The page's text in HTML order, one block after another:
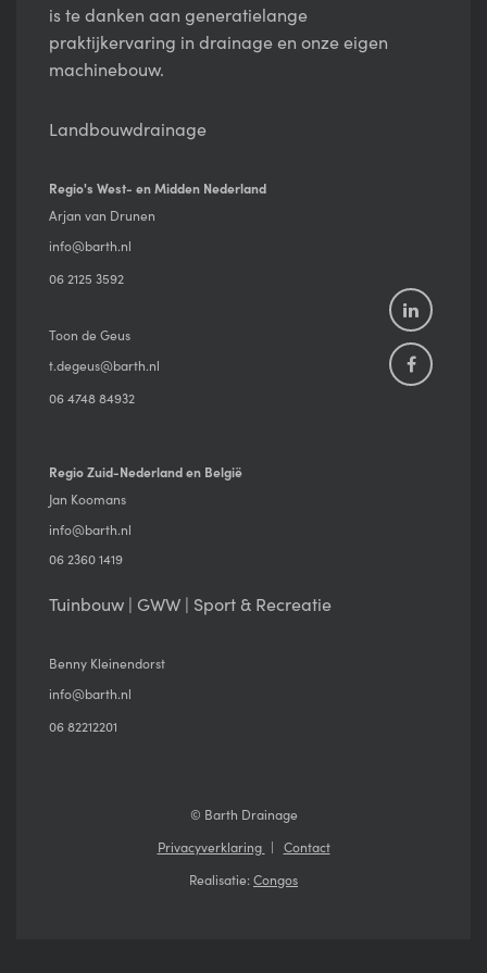
is te danken aan generatielange
praktijkervaring in drainage en onze eigen
machinebouw.
Landbouwdrainage
Regio's West- en Midden Nederland
Arjan van Drunen
info@barth.nl
06 2125 3592
Toon de Geus
t.degeus@barth.nl
06 4748 84932
Regio Zuid-Nederland en België
Jan Koomans
info@barth.nl
06 2360 1419
Tuinbouw | GWW | Sport & Recreatie
Benny Kleinendorst
info@barth.nl
06 82212201
© Barth Drainage
Privacyverklaring
Contact
Realisatie:Congos